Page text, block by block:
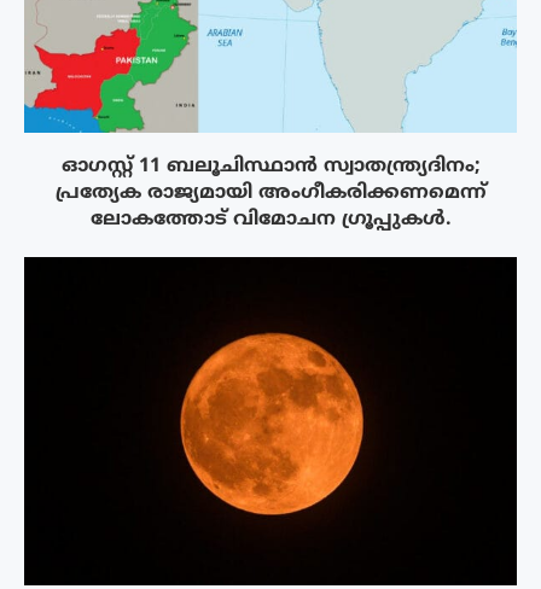
ഓഗസ്റ്റ് 11 ബലൂചിസ്ഥാൻ സ്വാതന്ത്ര്യദിനം;
പ്രത്യേക രാജ്യമായി അംഗീകരിക്കണമെന്ന്
ലോകത്തോട് വിമോചന ഗ്രൂപ്പുകൾ.